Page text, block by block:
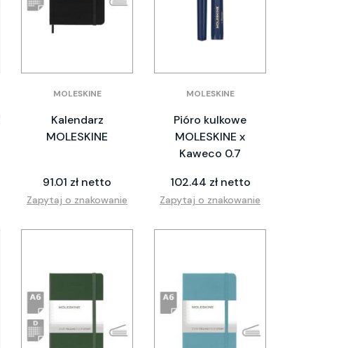
MOLESKINE
Kalendarz
MOLESKINE
91.01 zł netto
Zapytaj o znakowanie
MOLESKINE
Pióro kulkowe
MOLESKINE x
Kaweco 0.7
102.44 zł netto
Zapytaj o znakowanie